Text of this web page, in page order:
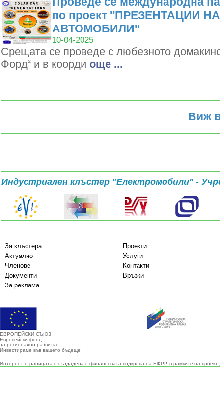
по проект ''ПРЕЗЕНТАЦИИ
АВТОМОБИЛИ''
10-04-2025
Срещата се проведе с любезното
Форд“ и в коорди oще ...
Виж
Индустриален клъстер "Електромобили" -
За клъстера
Проекти
Актуално
Услуги
Членове
Контакти
Документи
Връзки
За реклама
ЕВРОПЕЙСКИ СЪЮЗ
Европейски фонд
за регионално развитие
Инвестираме във вашето бъдеще
Интернет страницата е създадена с финансовата подкрепа на ЕФРР, в рамките на